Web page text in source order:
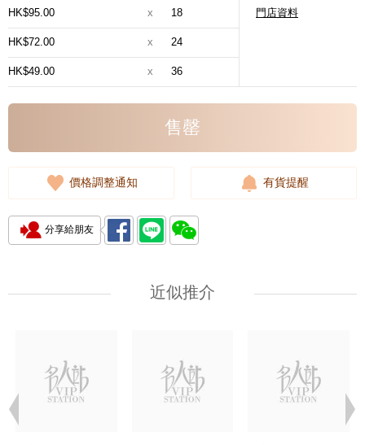
門店資料
HK$95.00 x 18
HK$72.00 x 24
HK$49.00 x 36
售罄
價格調整通知 有貨提醒
分享給朋友
近似推介